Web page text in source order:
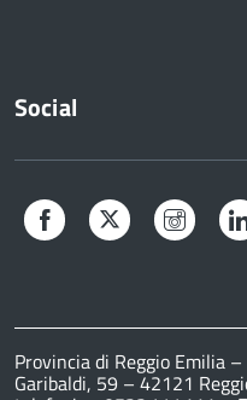
Social
Facebook Twitter
Provincia di Reggio Emilia
Garibaldi, 59 – 42121